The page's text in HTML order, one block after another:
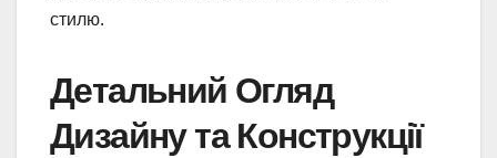
стилю.
Детальний Огляд
Дизайну та Конструкції